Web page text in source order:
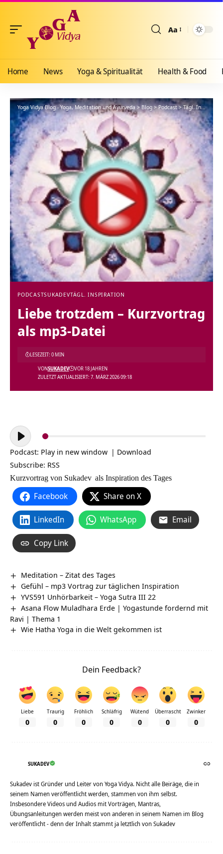
Aa
Home News Yoga & Spiritualität Health & Food
Yoga Vidya Blog - Yoga, Meditation und Ayurveda>Blog>Podcast>Tägl. Inspiration
PODCASTSUKADEVTÄGL. INSPIRATION
Liebe trotzdem – Kurzvortrag
als mp3-Datei
ZULETZT AKTUALISIERT: 7. MÄRZ 2026 09:18
VONSUKADEV VOR 18 JAHREN
LESEZEIT: 0 MIN
Audio-
Player
Podcast: Play in new window | Download
Subscribe: RSS
Kurzvortrag von Sukadev als Inspiration des Tages
Facebook Share on X
LinkedIn WhatsApp Email
Copy Link
Meditation – Zitat des Tages
Gefühl – mp3 Vortrag zur täglichen Inspiration
YVS591 Unhörbarkeit – Yoga Sutra III 22
Asana Flow Muladhara Erde | Yogastunde fordernd mit
Ravi | Thema 1
Wie Hatha Yoga in die Welt gekommen ist
Dein Feedback?
Liebe
0
Traurig
0
Fröhlich
0
Schläfrig
0
Wütend
0
Überrascht
0
Zwinker
0
SUKADEV
Sukadev ist Gründer und Leiter von Yoga Vidya. Nicht alle Beiräge, die in
seinem Namen veröffentlicht werden, stammen von ihm selbst.
Insbesondere Videos und Audios mit Vorträgen, Mantras,
Übungsanleitungen werden meist von anderen in seinem Namen im Blog
veröffentlicht - denn der Inhalt stammt ja letztlich von Sukadev